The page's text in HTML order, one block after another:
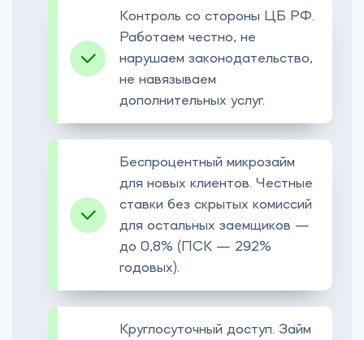
Контроль со стороны ЦБ РФ.
Работаем честно, не
нарушаем законодательство,
не навязываем
дополнительных услуг.
Беспроцентный микрозайм
для новых клиентов. Честные
ставки без скрытых комиссий
для остальных заемщиков —
до 0,8% (ПСК — 292%
годовых).
Круглосуточный доступ. Займ